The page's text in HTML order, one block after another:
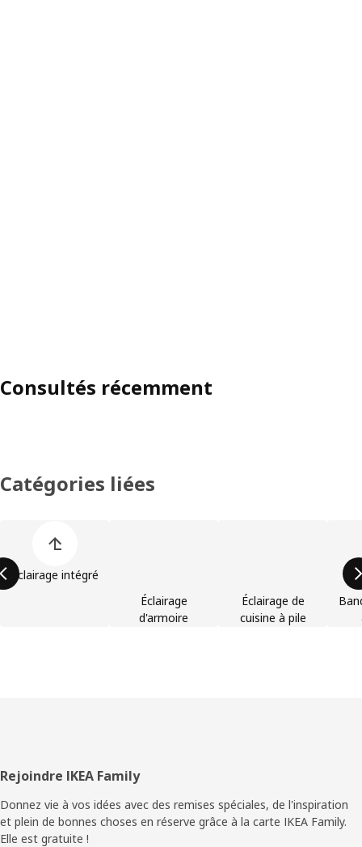
Consultés récemment
Catégories liées
Éclairage intégré
Éclairage
d'armoire
Éclairage de
cuisine à pile
Pied
de
page
Rejoindre IKEA Family
Donnez vie à vos idées avec des remises spéciales, de l'inspiration
et plein de bonnes choses en réserve grâce à la carte IKEA Family.
Elle est gratuite !